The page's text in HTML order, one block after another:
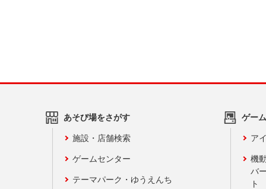
あそび場をさがす
施設・店舗検索
ゲームセンター
テーマパーク・ゆうえんち
ゲー
ア
機
バ
ト